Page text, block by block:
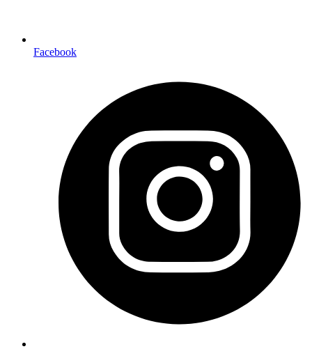
Facebook